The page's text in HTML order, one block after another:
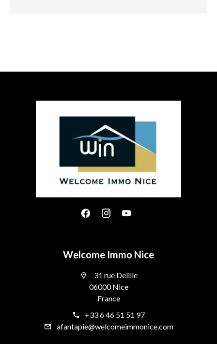
Welcome Immo Nice
31 rue Delille
06000 Nice
France
+33 6 46 51 51 97
afantapie@welcomeimmonice.com